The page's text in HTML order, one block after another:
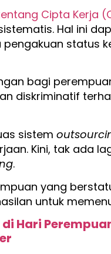
Cipta Kerja
Hal ini
status
bagi
diskriminatif
sistem
Kini, tak ada
.
yang
untuk
di Hari